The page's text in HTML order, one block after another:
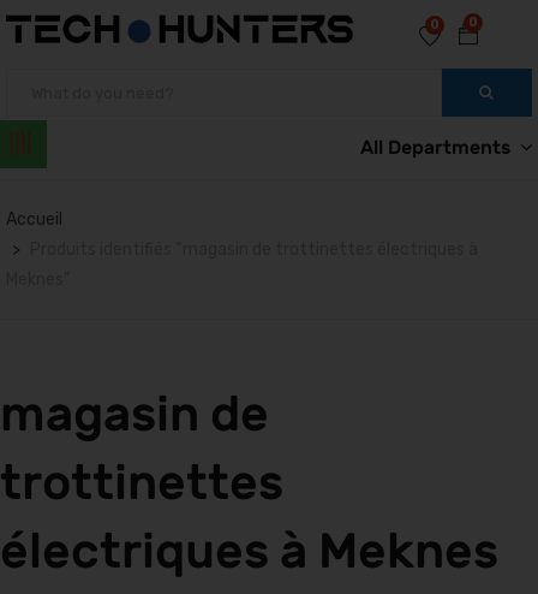
0
0
All Departments
Accueil
magasin de
trottinettes
électriques à Meknes